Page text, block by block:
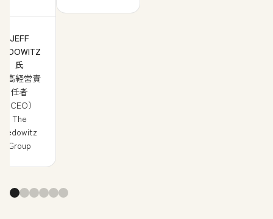
JEFF
氏
高経営責
任者
（CEO）
The
Pedowitz
Group